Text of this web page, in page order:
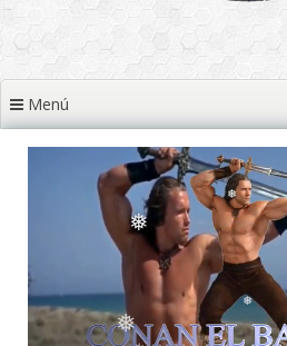
❅
❅
❅
Menú